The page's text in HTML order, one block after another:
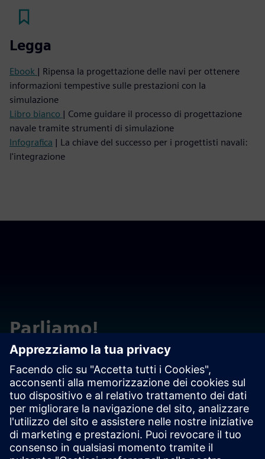
Legga
Ebook | Ripensa la progettazione delle navi per ottenere
informazioni tempestive sulle prestazioni con la
simulazione
Libro bianco | Come guidare il processo di progettazione
navale tramite strumenti di simulazione
Infografica | La chiave del successo per i progettisti navali:
l'integrazione
Parliamo!
Si metta in contatto con domande o commenti. Siamo qui
per aiutare!
Contact us